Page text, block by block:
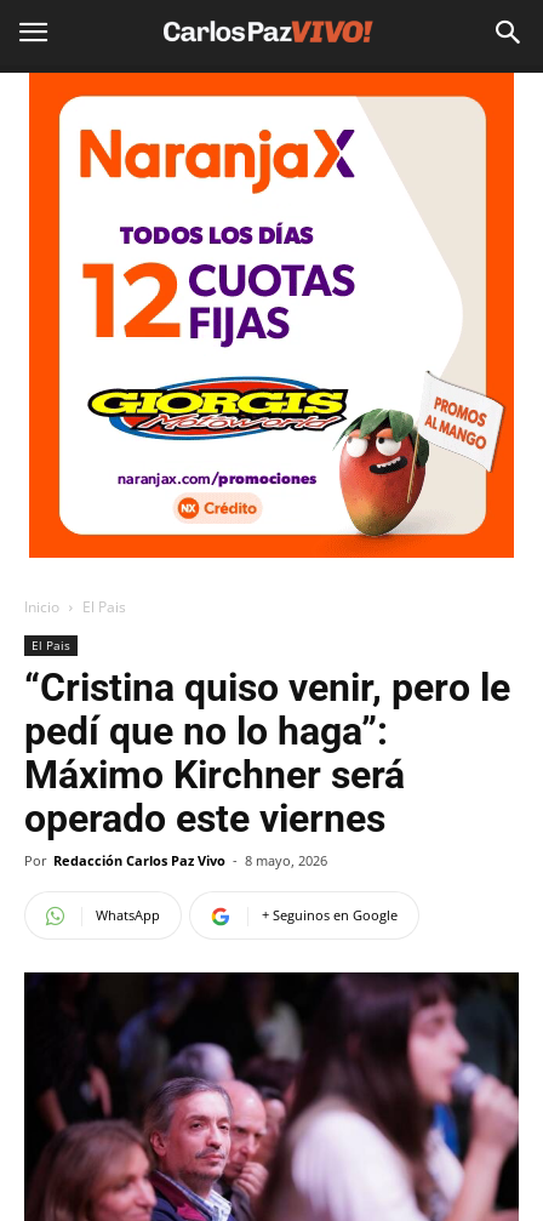
Inicio El Pais
El Pais
“Cristina quiso venir, pero le
pedí que no lo haga”:
Máximo Kirchner será
operado este viernes
Por Redacción Carlos Paz Vivo - 8 mayo, 2026
WhatsApp + Seguinos en Google